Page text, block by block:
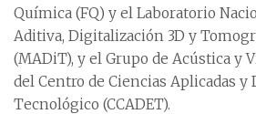
Química (FQ) y el Laboratorio
Aditiva, Digitalización 3D y
(MADiT), y el Grupo de Acústica y
del Centro de Ciencias Aplicadas y
Tecnológico (CCADET).